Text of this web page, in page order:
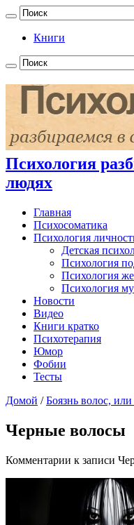
Книги
Психология
людях
Главная
Психосоматика
Психология
Детская
Психология
Психология
Психология
Новости
Видео
Книги кратко
Психотерапия
Юмор
Фобии
Тесты
Домой / Боязнь волос,
Черные волосы
Комментарии к записи